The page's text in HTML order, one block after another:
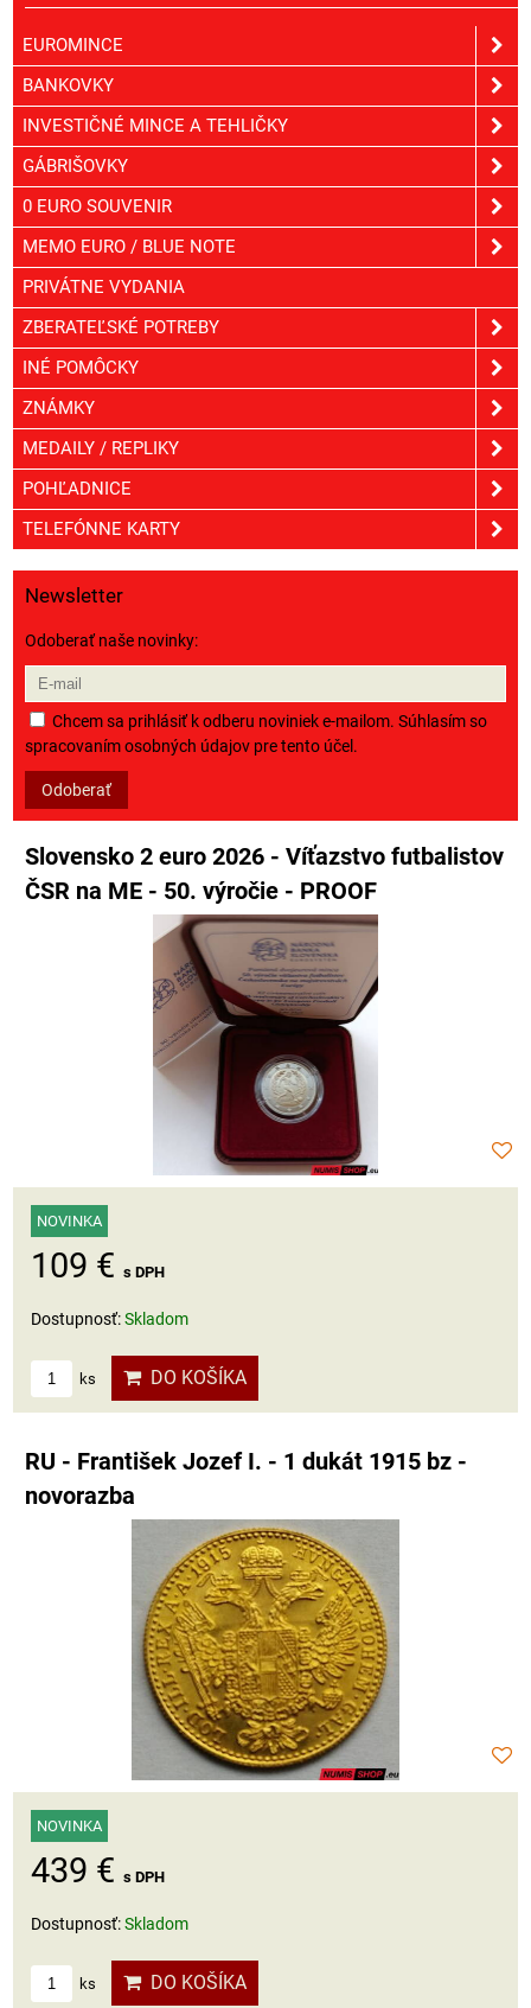
EUROMINCE
BANKOVKY
INVESTIČNÉ MINCE A TEHLIČKY
GÁBRIŠOVKY
0 EURO SOUVENIR
MEMO EURO / BLUE NOTE
PRIVÁTNE VYDANIA
ZBERATEĽSKÉ POTREBY
INÉ POMÔCKY
ZNÁMKY
MEDAILY / REPLIKY
POHĽADNICE
TELEFÓNNE KARTY
Newsletter
Odoberať naše novinky:
Chcem sa prihlásiť k odberu noviniek e-mailom. Súhlasím so
spracovaním osobných údajov pre tento účel.
Odoberať
Slovensko 2 euro 2026 - Víťazstvo futbalistov
ČSR na ME - 50. výročie - PROOF
NOVINKA
109 € s DPH
Dostupnosť:Skladom
ks DO KOŠÍKA
RU - František Jozef I. - 1 dukát 1915 bz -
novorazba
NOVINKA
439 € s DPH
Dostupnosť:Skladom
ks DO KOŠÍKA